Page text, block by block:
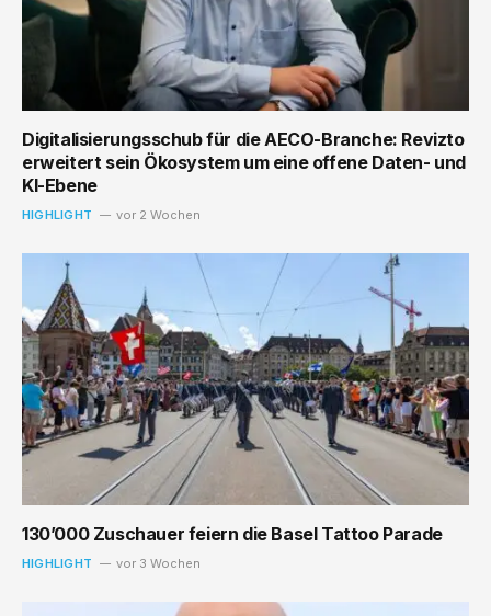
Digitalisierungsschub für die AECO-Branche: Revizto
erweitert sein Ökosystem um eine offene Daten- und
KI-Ebene
HIGHLIGHT vor 2 Wochen
130’000 Zuschauer feiern die Basel Tattoo Parade
HIGHLIGHT vor 3 Wochen